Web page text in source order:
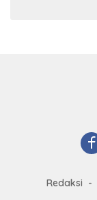
Redaksi